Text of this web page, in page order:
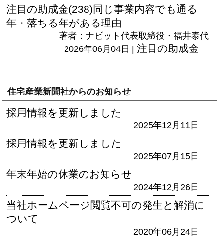
注目の助成金(238)同じ事業内容でも通る
年・落ちる年がある理由
著者：ナビット代表取締役・福井泰代
2026年06月04日 | 注目の助成金
住宅産業新聞社からのお知らせ
採用情報を更新しました
2025年12月11日
採用情報を更新しました
2025年07月15日
年末年始の休業のお知らせ
2024年12月26日
当社ホームページ閲覧不可の発生と解消に
ついて
2020年06月24日